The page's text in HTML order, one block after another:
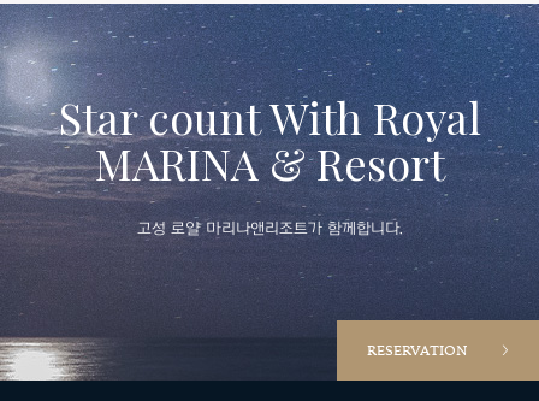
Star count With Royal
MARINA & Resort
고성 로얄 마리나앤리조트가 함께합니다.
RESERVATION